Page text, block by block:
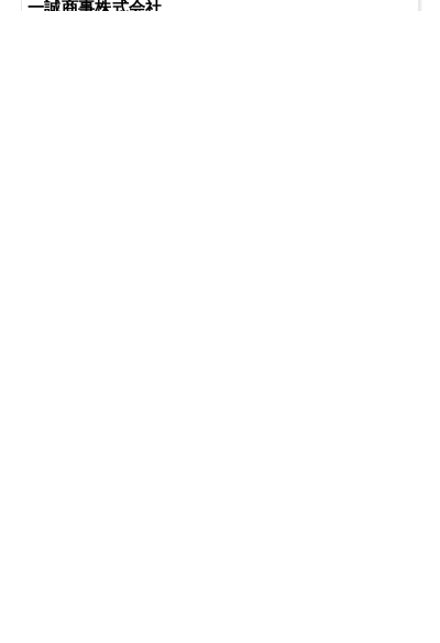
一誠商事株式会社